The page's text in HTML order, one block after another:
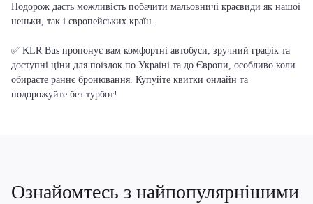
Подорож дасть можливість побачити мальовничі краєвиди як нашої
неньки, так і європейських країн.
✅ KLR Bus пропонує вам комфортні автобуси, зручний графік та
доступні ціни для поїздок по Україні та до Європи, особливо коли
обираєте раннє бронювання. Купуйте квитки онлайн та
подорожуйте без турбот!
Ознайомтесь з найпопулярнішими